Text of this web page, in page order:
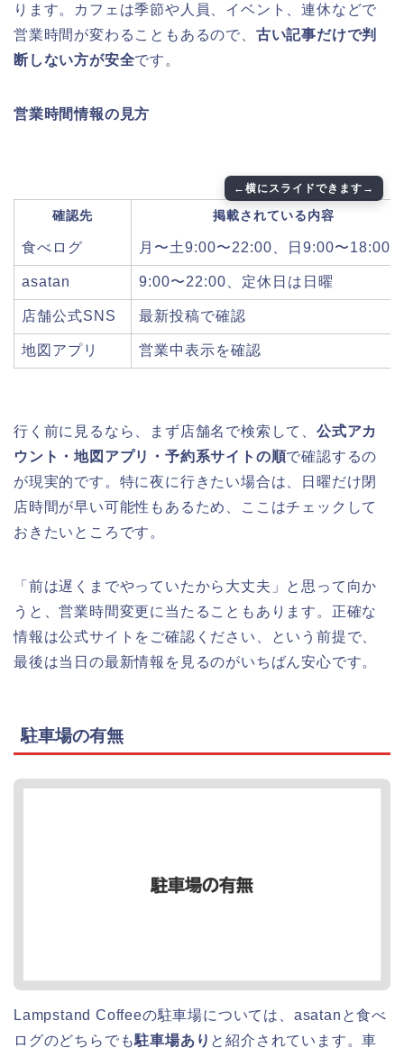
ります。カフェは季節や人員、イベント、連休などで
営業時間が変わることもあるので、 古い記事だけで判
断しない方が安全です。
営業時間情報の見方
確認先 掲載されている内容
食べログ 月〜土9:00〜22:00、日9:00〜18:00
asatan 9:00〜22:00、定休日は日曜
店舗公式SNS 最新投稿で確認
地図アプリ 営業中表示を確認
行く前に見るなら、まず店舗名で検索して、 公式アカ
ウント・地図アプリ・予約系サイトの順で確認するの
が現実的です。特に夜に行きたい場合は、日曜だけ閉
店時間が早い可能性もあるため、ここはチェックして
おきたいところです。
「前は遅くまでやっていたから大丈夫」と思って向か
うと、営業時間変更に当たることもあります。正確な
情報は公式サイトをご確認ください、という前提で、
最後は当日の最新情報を見るのがいちばん安心です。
駐車場の有無
Lampstand Coffeeの駐車場については、asatanと食べ
ログのどちらでも駐車場あり と紹介されています。車